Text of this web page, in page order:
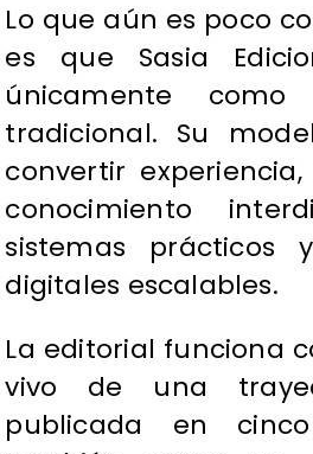
Lo que aún es poco
es que Sasia
únicamente
tradicional. Su
convertir
conocimiento
sistemas prácticos
digitales escalables.
La editorial funciona
vivo de una
publicada en